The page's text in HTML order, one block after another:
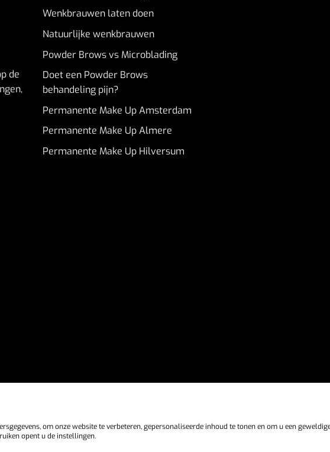
de
Wenkbrauwen laten doen
Natuurlijke wenkbrauwen
Powder Brows vs Microblading
Doet een Powder Brows
behandeling pijn?
Permanente Make Up Amsterdam
Permanente Make Up Almere
Permanente Make Up Hilversum
Copyright 2026 ©IZZI Beauty
om onze website te verbeteren, gepersonaliseerde inhoud te tonen en om u een
opent u de instellingen.